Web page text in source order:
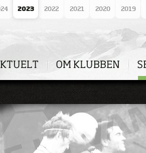
2023 2022 2021 2020 2019